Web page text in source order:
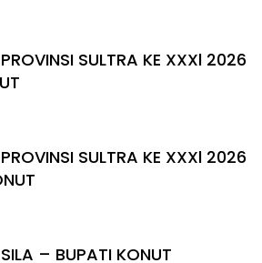
SULTRA KE XXXl 2026
SULTRA KE XXXl 2026
– BUPATI KONUT